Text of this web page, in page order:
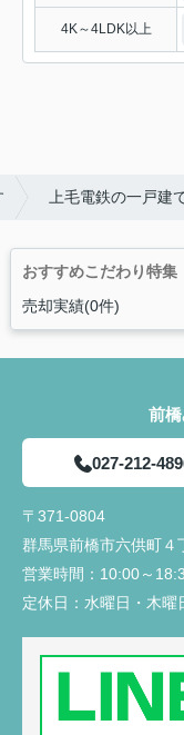
4K～4LDK以上
上毛電鉄の一戸建
おすすめこだわり特集
売却実績(0件)
前
027-212-
〒371-0804
群馬県前橋市六供町４
営業時間： 10:00～
定休日： 水曜日・木曜